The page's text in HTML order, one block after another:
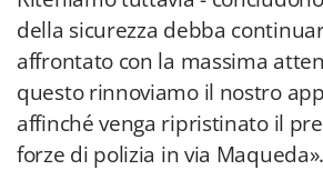
della sicurezza debba
affrontato con la massima
questo rinnoviamo il nostro
affinché venga ripristinato il
forze di polizia in via Maqueda».